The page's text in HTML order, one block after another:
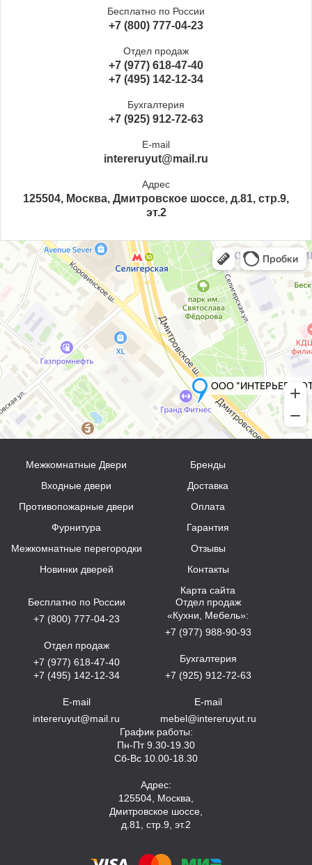
Бесплатно по России
+7 (800) 777-04-23
Отдел продаж
+7 (977) 618-47-40
+7 (495) 142-12-34
Бухгалтерия
+7 (925) 912-72-63
E-mail
intereruyut@mail.ru
Адрес
125504, Москва, Дмитровское шоссе, д.81, стр.9,
эт.2
Межкомнатные Двери
Входные двери
Противопожарные двери
Фурнитура
Межкомнатные перегородки
Новинки дверей
Бренды
Доставка
Оплата
Гарантия
Отзывы
Контакты
Карта сайта
Бесплатно по России
+7 (800) 777-04-23
Отдел продаж
+7 (977) 618-47-40
+7 (495) 142-12-34
E-mail
intereruyut@mail.ru
Отдел продаж
«Кухни, Мебель»:
+7 (977) 988-90-93
Бухгалтерия
+7 (925) 912-72-63
E-mail
mebel@intereruyut.ru
График работы:
Пн-Пт 9.30-19.30
Сб-Вс 10.00-18.30
Адрес:
125504, Москва,
Дмитровское шоссе,
д.81, стр.9, эт.2